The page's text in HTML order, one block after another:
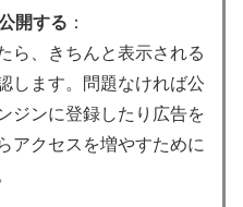
開する ：
ら、きちんと表示される
します。問題なければ公
ジンに登録したり広告を
アクセスを増やすために